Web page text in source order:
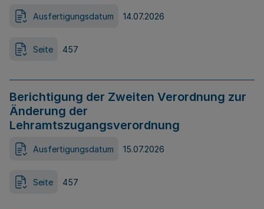
Ausfertigungsdatum 14.07.2026
Seite 457
Berichtigung der Zweiten Verordnung zur
Änderung der
Lehramtszugangsverordnung
Ausfertigungsdatum 15.07.2026
Seite 457